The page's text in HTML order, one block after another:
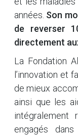
années. Son
de reverser
directement
La Fondation
l’innovation et
de mieux
ainsi que les
intégralement
engagés